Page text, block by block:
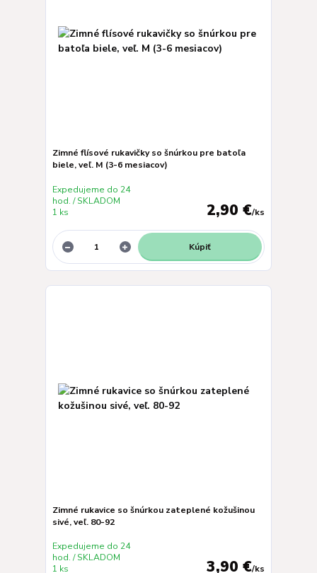
Zimné flísové rukavičky so šnúrkou pre batoľa
biele, veľ. M (3-6 mesiacov)
2,90 €/ks
Expedujeme do 24
hod. / SKLADOM
1 ks
Kúpiť
Zimné rukavice so šnúrkou zateplené kožušinou
sivé, veľ. 80-92
3,90 €/ks
Expedujeme do 24
hod. / SKLADOM
1 ks